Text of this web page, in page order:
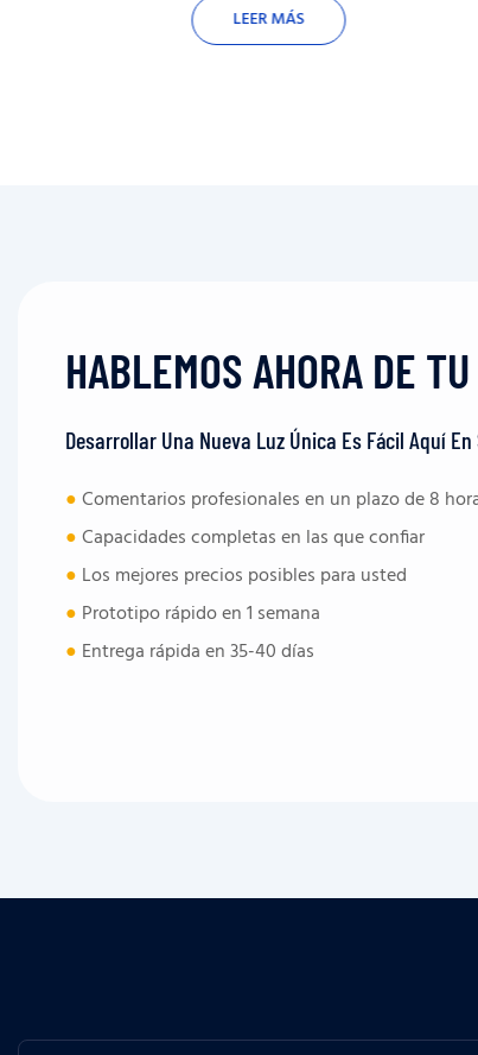
LEER MÁS
HABLEMOS AHORA DE
Desarrollar Una Nueva Luz Única Es Fácil Aquí En
●Comentarios profesionales en un plazo de 8
●Capacidades completas en las que confiar
● Los mejores precios posibles para usted
● Prototipo rápido en 1 semana
● Entrega rápida en 35-40 días